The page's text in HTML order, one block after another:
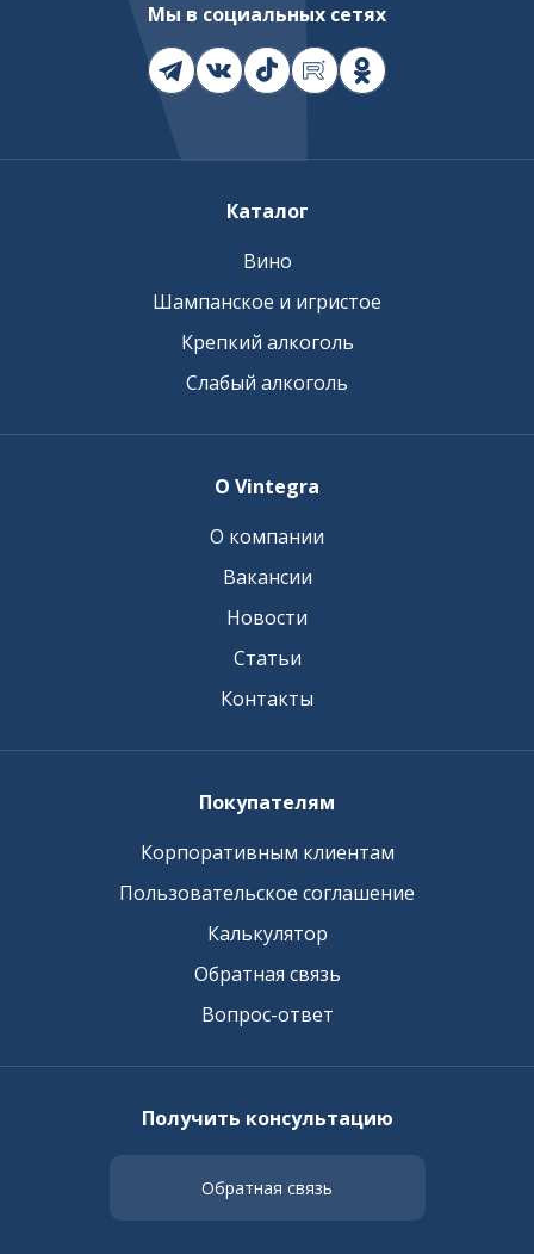
Мы в социальных сетях
Каталог
Вино
Шампанское и игристое
Крепкий алкоголь
Слабый алкоголь
О Vintegra
О компании
Вакансии
Новости
Статьи
Контакты
Покупателям
Корпоративным клиентам
Пользовательское соглашение
Калькулятор
Обратная связь
Вопрос-ответ
Получить консультацию
Обратная связь